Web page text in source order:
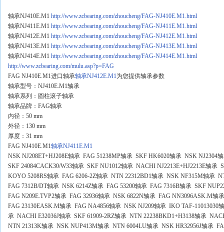
轴承NJ410E.M1 http://www.zcbearing.com/zhoucheng/FAG-NJ410E.M1.html
轴承NJ411E.M1 http://www.zcbearing.com/zhoucheng/FAG-NJ411E.M1.html
轴承NJ412E.M1 http://www.zcbearing.com/zhoucheng/FAG-NJ412E.M1.html
轴承NJ413E.M1 http://www.zcbearing.com/zhoucheng/FAG-NJ413E.M1.html
轴承NJ414E.M1 http://www.zcbearing.com/zhoucheng/FAG-NJ414E.M1.html
http://www.zcbearing.com/mulu.asp?p=FAG
FAG NJ410E.M1进口轴承轴承NJ412E.M1为您提供轴承参数
轴承型号：NJ410E.M1轴承
轴承系列：圆柱滚子轴承
轴承品牌：FAG轴承
内径：50 mm
外径：130 mm
厚度：31 mm
FAG NJ410E.M1轴承NJ411E.M1
NSK NJ208ET+HJ208E轴承 FAG 51238MP轴承 SKF HK6020轴承 NSK NJ2304
SKF 24084CACK30/W33轴承 SKF NU1012轴承 NACHI NJ2213E+HJ2213E轴承
KOYO 5208RS轴承 FAG 6206-2Z轴承 NTN 22312BD1轴承 NSK NF315M轴承
FAG 7312B/DT轴承 NSK 6214Z轴承 FAG 53200轴承 FAG 7316B轴承 SKF
FAG N209E.TVP2轴承 FAG 32936轴承 NSK 6822N轴承 FAG NN3096ASK.M轴
FAG 23130EASK.M轴承 FAG NA4856轴承 NSK NJ209轴承 IKO TAF-11013030
承 NACHI E32036J轴承 SKF 61909-2RZ轴承 NTN 22238BKD1+H3138轴承
NTN 21313K轴承 NSK NUP413M轴承 NTN 6004LU轴承 NSK HR32956J轴承